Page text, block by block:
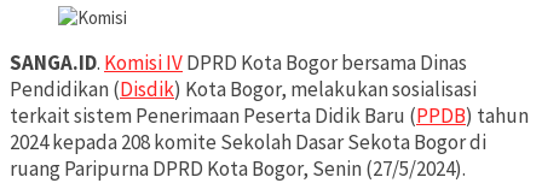
SANGA.ID. Komisi IVDPRD Kota Bogor bersama Dinas
Pendidikan (Disdik) Kota Bogor, melakukan sosialisasi
terkait sistem Penerimaan Peserta Didik Baru (PPDB) tahun
2024 kepada 208 komite Sekolah Dasar Sekota Bogor di
ruang Paripurna DPRD Kota Bogor, Senin (27/5/2024).